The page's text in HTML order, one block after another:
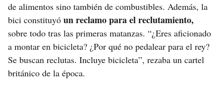
de alimentos sino también de combustibles. Además, la
bici constituyó un reclamo para el reclutamiento,
sobre todo tras las primeras matanzas. “¿Eres aficionado
a montar en bicicleta? ¿Por qué no pedalear para el rey?
Se buscan reclutas. Incluye bicicleta”, rezaba un cartel
británico de la época.